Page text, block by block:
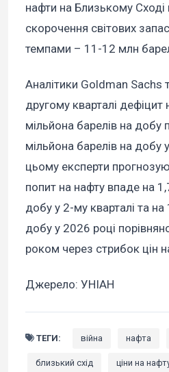
нафти на Близькому
скорочення світових
темпами – 11-12 млн
Аналітики Goldman Sachs
другому кварталі дефіцит
мільйона барелів на добу
мільйона барелів на добу
цьому експерти
попит на нафту впаде на
добу у 2-му кварталі та
добу у 2026 році
роком через стрибок цін
Джерело: УНІАН
ТЕГИ: війна нафта
близький схід ціни на